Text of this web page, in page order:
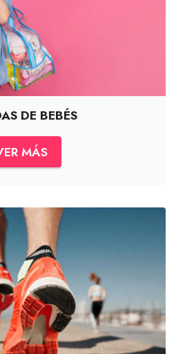
DE BEBÉS
MÁS